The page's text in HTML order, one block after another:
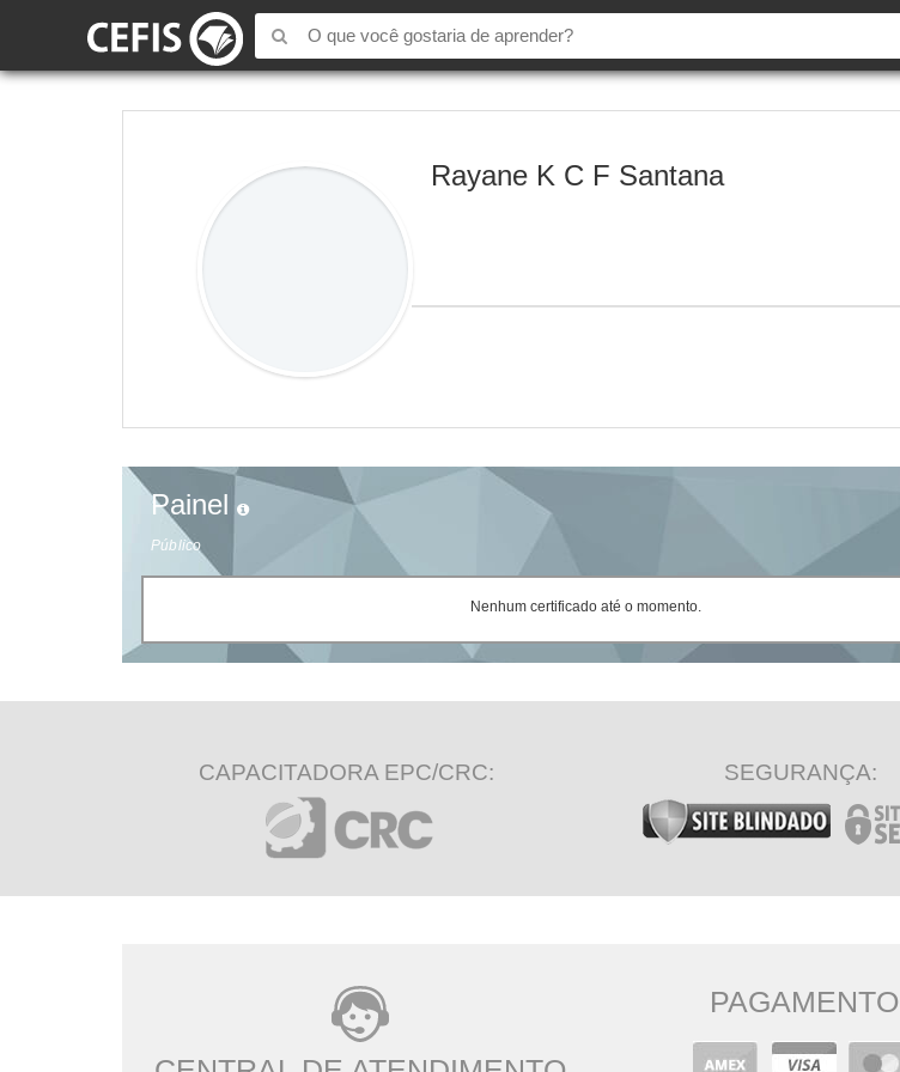
Rayane K C F Santana
Painel
Público
Nenhum certificado até o momento.
CAPACITADORA EPC/CRC: SEGURANÇA:
PAGAMENTO